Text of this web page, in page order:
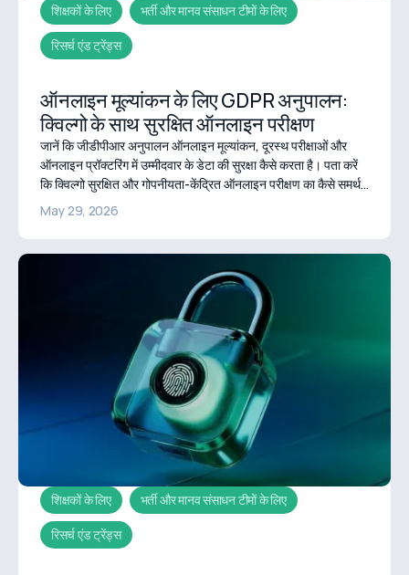
शिक्षकों के लिए
भर्ती और मानव संसाधन टीमों के लिए
रिसर्च एंड ट्रेंड्स
ऑनलाइन मूल्यांकन के लिए GDPR अनुपालन:
क्विल्गो के साथ सुरक्षित ऑनलाइन परीक्षण
जानें कि जीडीपीआर अनुपालन ऑनलाइन मूल्यांकन, दूरस्थ परीक्षाओं और
ऑनलाइन प्रॉक्टरिंग में उम्मीदवार के डेटा की सुरक्षा कैसे करता है। पता करें
कि क्विल्गो सुरक्षित और गोपनीयता-केंद्रित ऑनलाइन परीक्षण का कैसे समर्थन
करता है।
May 29, 2026
शिक्षकों के लिए
भर्ती और मानव संसाधन टीमों के लिए
रिसर्च एंड ट्रेंड्स